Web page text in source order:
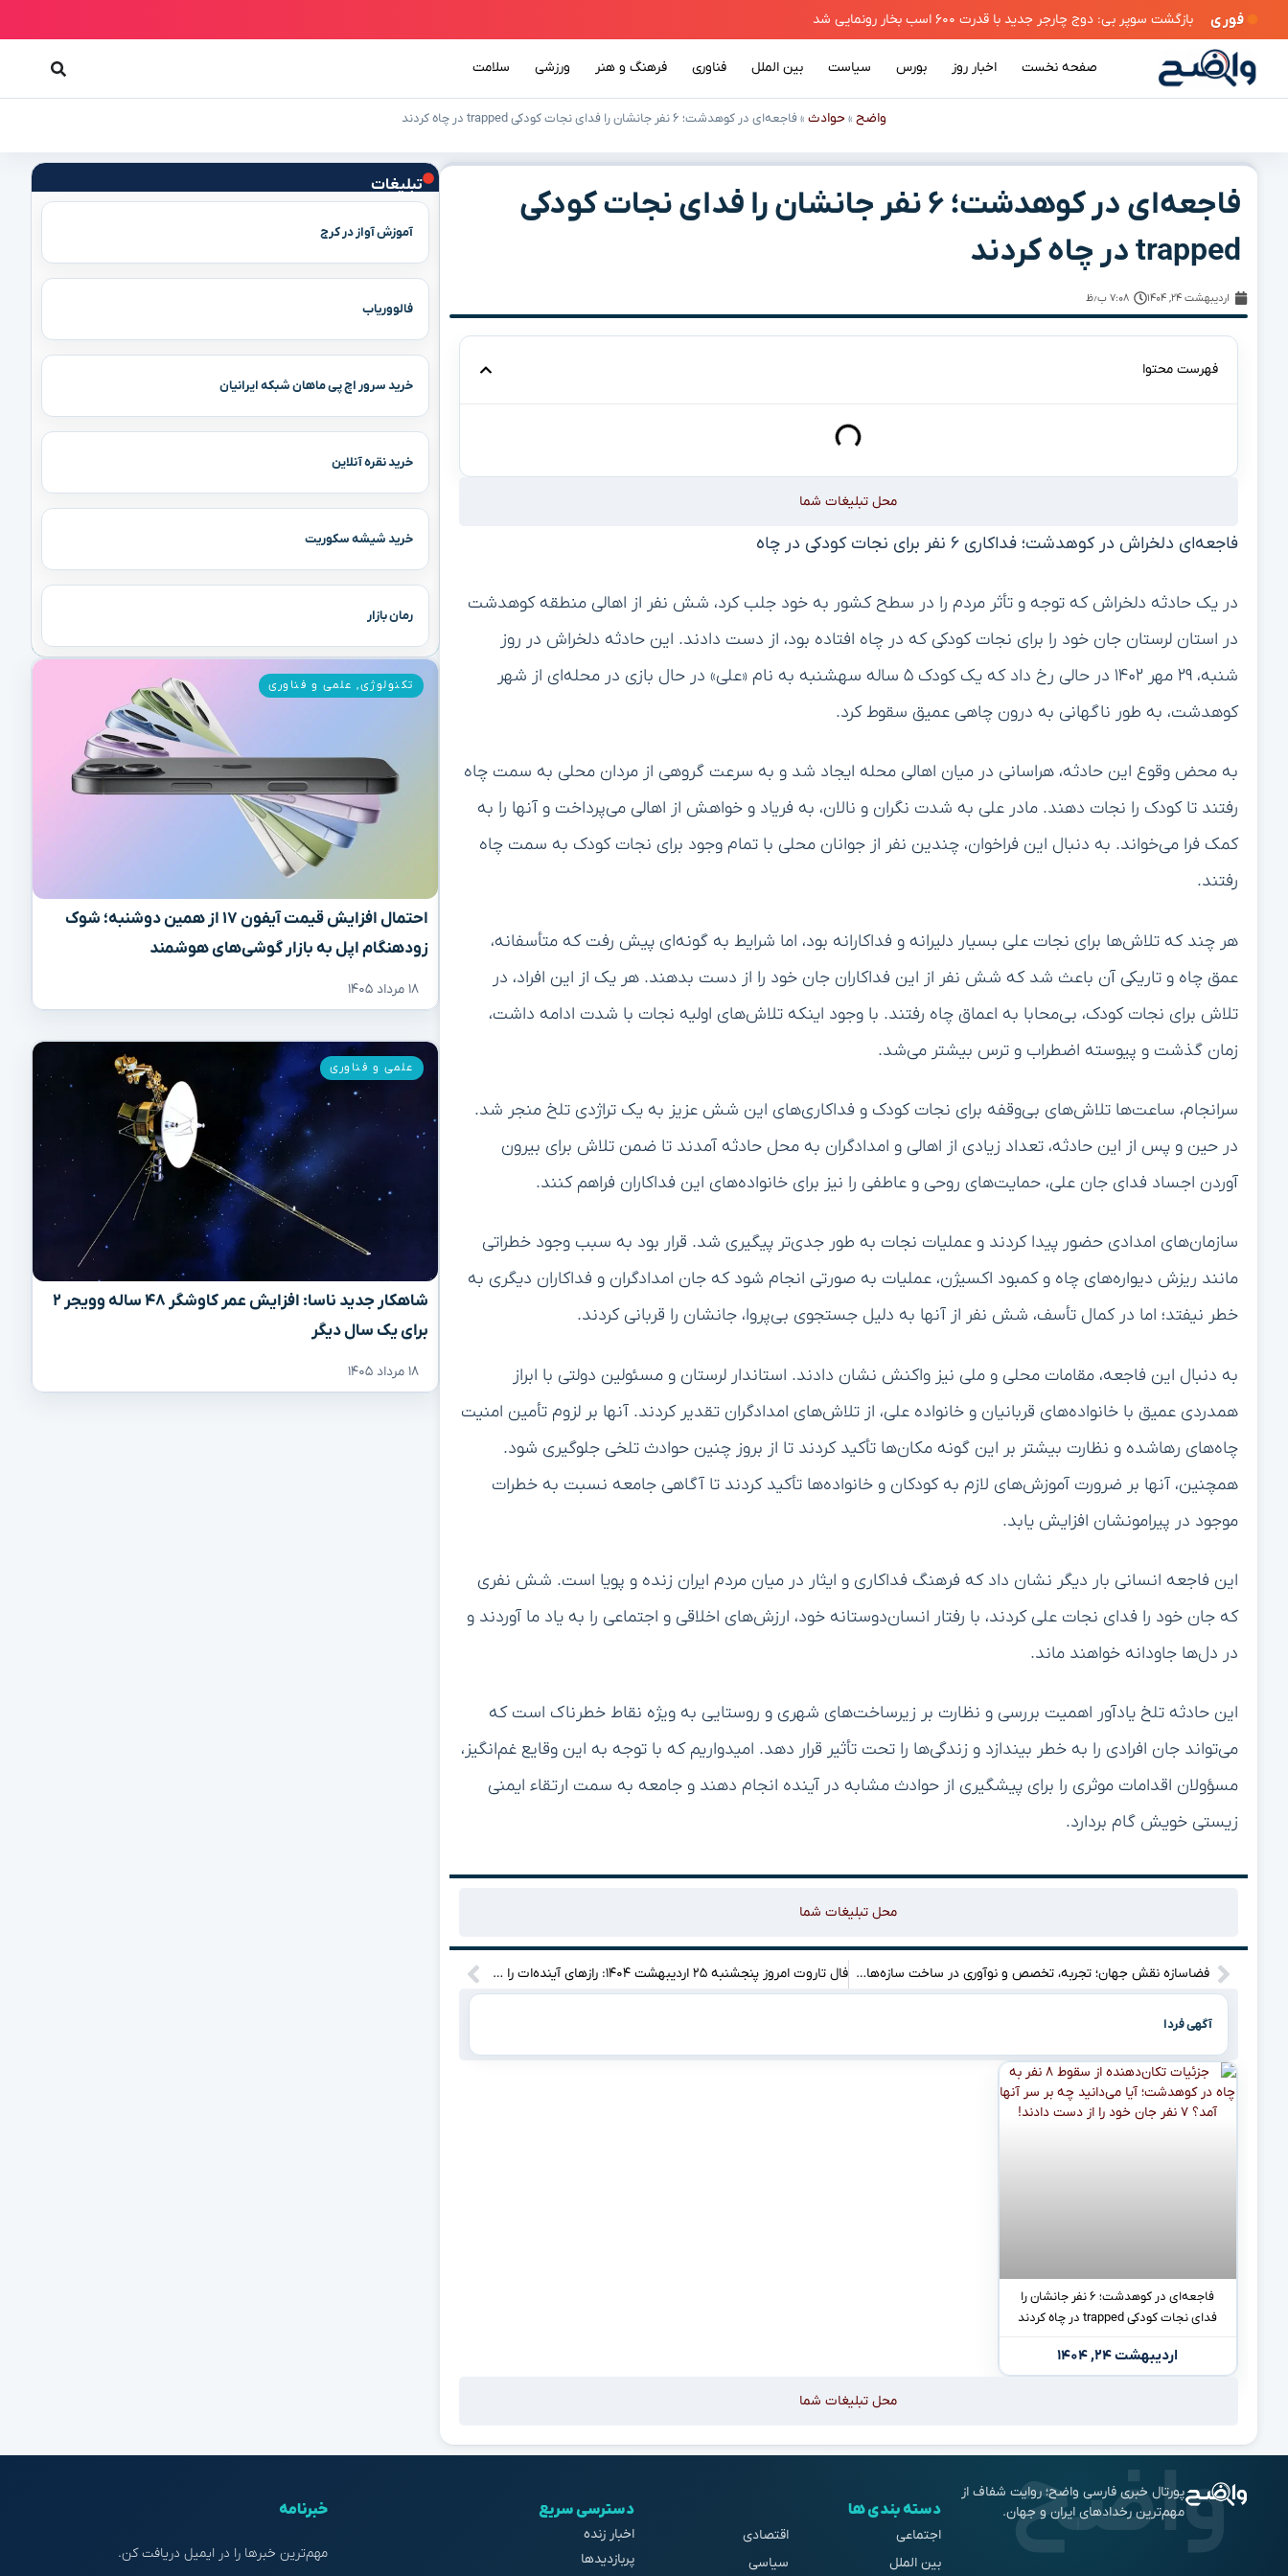
فوری
بازگشت سوپر بی: دوج چارجر جدید با قدرت ۶۰۰ اسب بخار رونمایی شد
صفحه نخست اخبار روز بورس سیاست بین الملل فناوری فرهنگ و هنر ورزشی سلامت
واضح » حوادث »فاجعه‌ای در کوهدشت؛ ۶ نفر جانشان را فدای نجات کودکی trapped در چاه کردند
تبلیغات
آموزش آواز در کرج
فالووریاب
خرید سرور اچ پی ماهان شبکه ایرانیان
خرید نقره آنلاین
خرید شیشه سکوریت
رمان بازار
احتمال افزایش قیمت آیفون ۱۷ از همین دوشنبه؛ شوک
زودهنگام اپل به بازار گوشی‌های هوشمند
۱۸ مرداد ۱۴۰۵
تکنولوژی, علمی و فناوری
شاهکار جدید ناسا: افزایش عمر کاوشگر ۴۸ ساله وویجر ۲
برای یک سال دیگر
۱۸ مرداد ۱۴۰۵
علمی و فناوری
فاجعه‌ای در کوهدشت؛ ۶ نفر جانشان را فدای نجات کودکی
trapped در چاه کردند
اردیبهشت ۲۴, ۱۴۰۴ ۷:۰۸ ب٫ظ
فهرست محتوا
محل تبلیغات شما
فاجعه‌ای دلخراش در کوهدشت؛ فداکاری ۶ نفر برای نجات کودکی در چاه
در یک حادثه دلخراش که توجه و تأثر مردم را در سطح کشور به خود جلب کرد، شش نفر از اهالی منطقه کوهدشت
در استان لرستان جان خود را برای نجات کودکی که در چاه افتاده بود، از دست دادند. این حادثه دلخراش در روز
شنبه، ۲۹ مهر ۱۴۰۲ در حالی رخ داد که یک کودک ۵ ساله سهشنبه به نام «علی» در حال بازی در محله‌ای از شهر
کوهدشت، به طور ناگهانی به درون چاهی عمیق سقوط کرد.
به محض وقوع این حادثه، هراسانی در میان اهالی محله ایجاد شد و به سرعت گروهی از مردان محلی به سمت چاه
رفتند تا کودک را نجات دهند. مادر علی به شدت نگران و نالان، به فریاد و خواهش از اهالی می‌پرداخت و آنها را به
کمک فرا می‌خواند. به دنبال این فراخوان، چندین نفر از جوانان محلی با تمام وجود برای نجات کودک به سمت چاه
رفتند.
هر چند که تلاش‌ها برای نجات علی بسیار دلیرانه و فداکارانه بود، اما شرایط به گونه‌ای پیش رفت که متأسفانه،
عمق چاه و تاریکی آن باعث شد که شش نفر از این فداکاران جان خود را از دست بدهند. هر یک از این افراد، در
تلاش برای نجات کودک، بی‌محابا به اعماق چاه رفتند. با وجود اینکه تلاش‌های اولیه نجات با شدت ادامه داشت،
زمان گذشت و پیوسته اضطراب و ترس بیشتر می‌شد.
سرانجام، ساعت‌ها تلاش‌های بی‌وقفه برای نجات کودک و فداکاری‌های این شش عزیز به یک تراژدی تلخ منجر شد.
در حین و پس از این حادثه، تعداد زیادی از اهالی و امدادگران به محل حادثه آمدند تا ضمن تلاش برای بیرون
آوردن اجساد فدای جان علی، حمایت‌های روحی و عاطفی را نیز برای خانواده‌های این فداکاران فراهم کنند.
سازمان‌های امدادی حضور پیدا کردند و عملیات نجات به طور جدی‌تر پیگیری شد. قرار بود به سبب وجود خطراتی
مانند ریزش دیواره‌های چاه و کمبود اکسیژن، عملیات به صورتی انجام شود که جان امدادگران و فداکاران دیگری به
خطر نیفتد؛ اما در کمال تأسف، شش نفر از آنها به دلیل جستجوی بی‌پروا، جانشان را قربانی کردند.
به دنبال این فاجعه، مقامات محلی و ملی نیز واکنش نشان دادند. استاندار لرستان و مسئولین دولتی با ابراز
همدردی عمیق با خانواده‌های قربانیان و خانواده علی، از تلاش‌های امدادگران تقدیر کردند. آنها بر لزوم تأمین امنیت
چاه‌های رهاشده و نظارت بیشتر بر این گونه مکان‌ها تأکید کردند تا از بروز چنین حوادث تلخی جلوگیری شود.
همچنین، آنها بر ضرورت آموزش‌های لازم به کودکان و خانواده‌ها تأکید کردند تا آگاهی جامعه نسبت به خطرات
موجود در پیرامونشان افزایش یابد.
این فاجعه انسانی بار دیگر نشان داد که فرهنگ فداکاری و ایثار در میان مردم ایران زنده و پویا است. شش نفری
که جان خود را فدای نجات علی کردند، با رفتار انسان‌دوستانه خود، ارزش‌های اخلاقی و اجتماعی را به یاد ما آوردند و
در دل‌ها جاودانه خواهند ماند.
این حادثه تلخ یادآور اهمیت بررسی و نظارت بر زیرساخت‌های شهری و روستایی به ویژه نقاط خطرناک است که
می‌تواند جان افرادی را به خطر بیندازد و زندگی‌ها را تحت تأثیر قرار دهد. امیدواریم که با توجه به این وقایع غم‌انگیز،
مسؤولان اقدامات موثری را برای پیشگیری از حوادث مشابه در آینده انجام دهند و جامعه به سمت ارتقاء ایمنی
زیستی خویش گام بردارد.
محل تبلیغات شما
فضاسازه نقش جهان؛ تجربه، تخصص و نوآوری در ساخت سازه‌های فضایی در ایران و منطقه فال تاروت امروز پنجشنبه ۲۵ اردیبهشت ۱۴۰۴: رازهای آینده‌ات را کشف کن! بپرس و پاسخ را بگیر!
آگهی فردا
فاجعه‌ای در کوهدشت؛ ۶ نفر جانشان را
فدای نجات کودکی trapped در چاه کردند
اردیبهشت ۲۴, ۱۴۰۴
محل تبلیغات شما
پورتال خبری فارسی واضح؛ روایت شفاف از
مهم‌ترین رخدادهای ایران و جهان.
دسته بندی ها
اجتماعی
اقتصادی
بین الملل
سیاسی
دسترسی سریع
اخبار زنده
پربازدیدها
خبرنامه
مهم‌ترین خبرها را در ایمیل دریافت کن.